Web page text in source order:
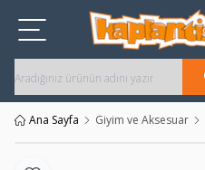
Ana Sayfa Giyim ve Aksesuar